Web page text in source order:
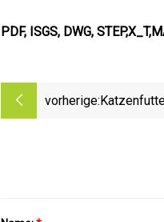
PDF, ISGS, DWG,
vorherige: